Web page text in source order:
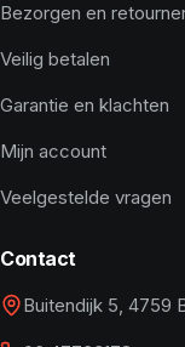
Bezorgen en
Veilig betalen
Garantie en klachten
Mijn account
Veelgestelde vragen
Contact
Buitendijk 5, 4759